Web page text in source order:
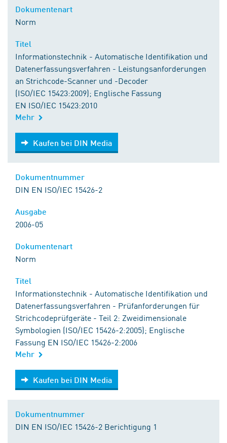
Norm
Informationstechnik - Automatische Identifikation und
Datenerfassungsverfahren - Leistungsanforderungen
an Strichcode-Scanner und -Decoder
(ISO/IEC 15423:2009); Englische Fassung
EN ISO/IEC 15423:2010
Mehr
Kaufen bei DIN Media
Kaufen bei DIN Media
DIN EN ISO/IEC 15426-2
2006-05
Norm
Informationstechnik - Automatische Identifikation und
Datenerfassungsverfahren - Prüfanforderungen für
Strichcodeprüfgeräte - Teil 2: Zweidimensionale
Symbologien (ISO/IEC 15426-2:2005); Englische
Fassung EN ISO/IEC 15426-2:2006
Mehr
Kaufen bei DIN Media
Kaufen bei DIN Media
DIN EN ISO/IEC 15426-2 Berichtigung 1